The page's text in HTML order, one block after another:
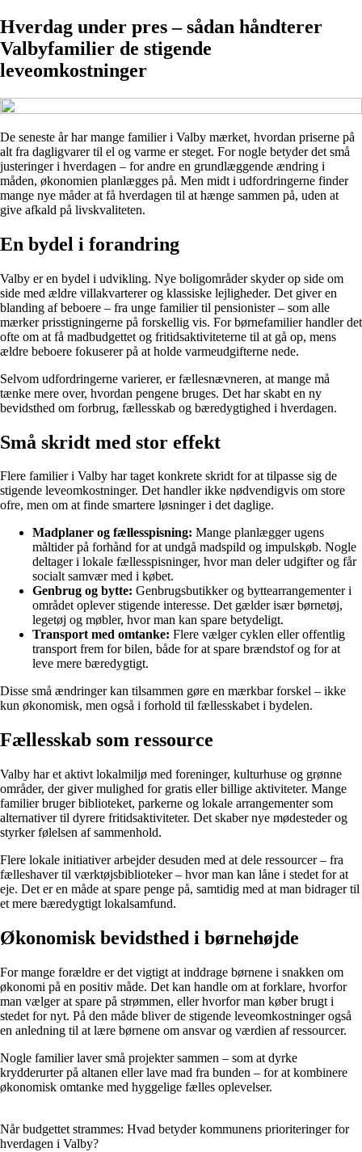
Hverdag under pres – sådan håndterer
Valbyfamilier de stigende
leveomkostninger
De seneste år har mange familier i Valby mærket, hvordan priserne på
alt fra dagligvarer til el og varme er steget. For nogle betyder det små
justeringer i hverdagen – for andre en grundlæggende ændring i
måden, økonomien planlægges på. Men midt i udfordringerne finder
mange nye måder at få hverdagen til at hænge sammen på, uden at
give afkald på livskvaliteten.
En bydel i forandring
Valby er en bydel i udvikling. Nye boligområder skyder op side om
side med ældre villakvarterer og klassiske lejligheder. Det giver en
blanding af beboere – fra unge familier til pensionister – som alle
mærker prisstigningerne på forskellig vis. For børnefamilier handler det
ofte om at få madbudgettet og fritidsaktiviteterne til at gå op, mens
ældre beboere fokuserer på at holde varmeudgifterne nede.
Selvom udfordringerne varierer, er fællesnævneren, at mange må
tænke mere over, hvordan pengene bruges. Det har skabt en ny
bevidsthed om forbrug, fællesskab og bæredygtighed i hverdagen.
Små skridt med stor effekt
Flere familier i Valby har taget konkrete skridt for at tilpasse sig de
stigende leveomkostninger. Det handler ikke nødvendigvis om store
ofre, men om at finde smartere løsninger i det daglige.
Madplaner og fællesspisning: Mange planlægger ugens
måltider på forhånd for at undgå madspild og impulskøb. Nogle
deltager i lokale fællesspisninger, hvor man deler udgifter og får
socialt samvær med i købet.
Genbrug og bytte: Genbrugsbutikker og byttearrangementer i
området oplever stigende interesse. Det gælder især børnetøj,
legetøj og møbler, hvor man kan spare betydeligt.
Transport med omtanke: Flere vælger cyklen eller offentlig
transport frem for bilen, både for at spare brændstof og for at
leve mere bæredygtigt.
Disse små ændringer kan tilsammen gøre en mærkbar forskel – ikke
kun økonomisk, men også i forhold til fællesskabet i bydelen.
Fællesskab som ressource
Valby har et aktivt lokalmiljø med foreninger, kulturhuse og grønne
områder, der giver mulighed for gratis eller billige aktiviteter. Mange
familier bruger biblioteket, parkerne og lokale arrangementer som
alternativer til dyrere fritidsaktiviteter. Det skaber nye mødesteder og
styrker følelsen af sammenhold.
Flere lokale initiativer arbejder desuden med at dele ressourcer – fra
fælleshaver til værktøjsbiblioteker – hvor man kan låne i stedet for at
eje. Det er en måde at spare penge på, samtidig med at man bidrager til
et mere bæredygtigt lokalsamfund.
Økonomisk bevidsthed i børnehøjde
For mange forældre er det vigtigt at inddrage børnene i snakken om
økonomi på en positiv måde. Det kan handle om at forklare, hvorfor
man vælger at spare på strømmen, eller hvorfor man køber brugt i
stedet for nyt. På den måde bliver de stigende leveomkostninger også
en anledning til at lære børnene om ansvar og værdien af ressourcer.
Nogle familier laver små projekter sammen – som at dyrke
krydderurter på altanen eller lave mad fra bunden – for at kombinere
økonomisk omtanke med hyggelige fælles oplevelser.
Når budgettet strammes: Hvad betyder kommunens prioriteringer for
hverdagen i Valby?